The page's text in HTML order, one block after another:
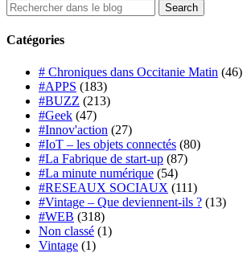
Catégories
# Chroniques dans Occitanie Matin (46)
#APPS (183)
#BUZZ (213)
#Geek (47)
#Innov'action (27)
#IoT – les objets connectés (80)
#La Fabrique de start-up (87)
#La minute numérique (54)
#RESEAUX SOCIAUX (111)
#Vintage – Que deviennent-ils ? (13)
#WEB (318)
Non classé (1)
Vintage (1)